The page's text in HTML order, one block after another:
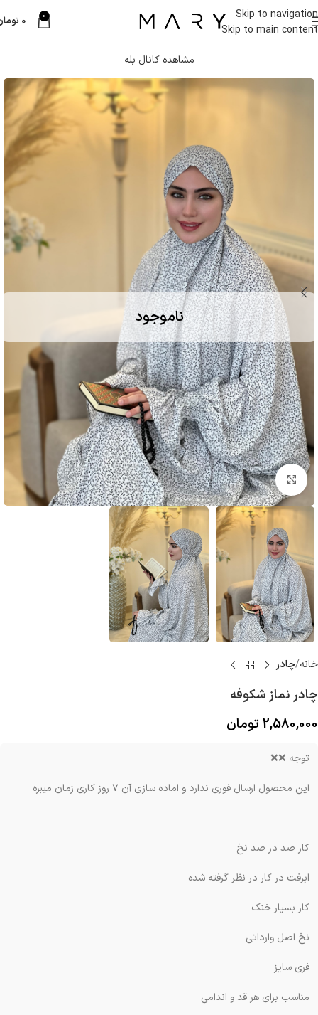
Skip to navigation
Skip to main content
0
0
مشاهده کانال بله
ناموجود
بزرگنمایی تصویر
خانه چادر
چادر نماز شکوفه
2,580,000 تومان
توجه ❌❌
این محصول ارسال فوری ندارد و اماده سازی آن ۷ روز کاری زمان میبره
کار صد در صد نخ
ابرفت در کار در نظر گرفته شده
کار بسیار خنک
نخ اصل وارداتی
فری سایز
مناسب برای هر قد و اندامی